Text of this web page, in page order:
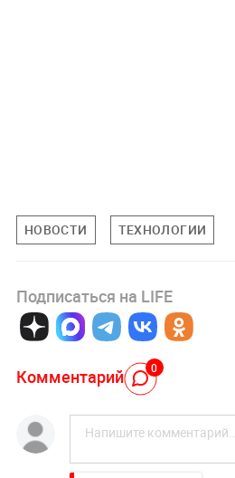
НОВОСТИ ТЕХНОЛОГИИ
Подписаться на LIFE
Комментарий 0